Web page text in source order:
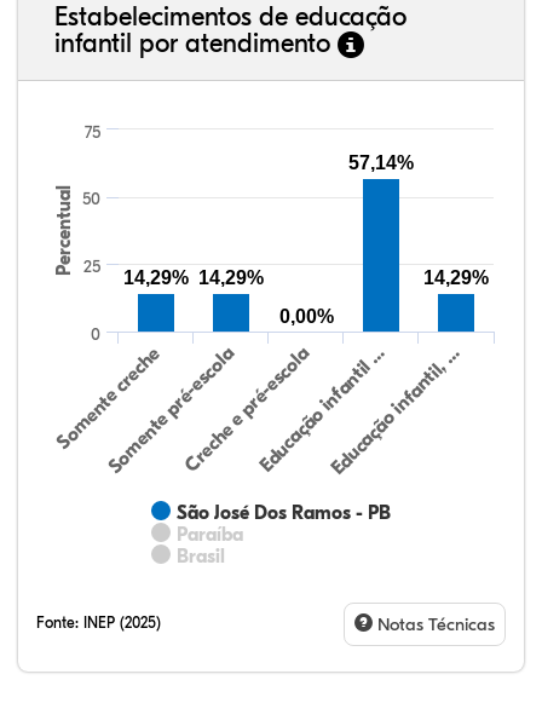
Estabelecimentos de educação
infantil por atendimento
Percentual
São José Dos Ramos - PB
Paraíba
Brasil
Somente creche
Somente pré-escolaCreche e pré-escolaEducação infantil …Educação infantil, …
0
25
50
75
14,29% 14,29%
0,00%
57,14%
14,29%
Fonte: INEP (2025) Notas Técnicas